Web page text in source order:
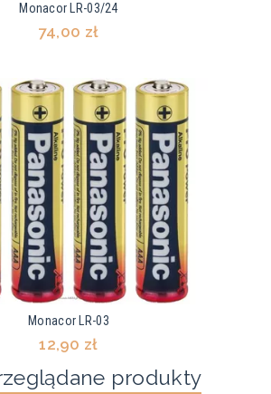
Monacor LR-03/24
74,00 zł
Monacor LR-03
12,90 zł
produkty